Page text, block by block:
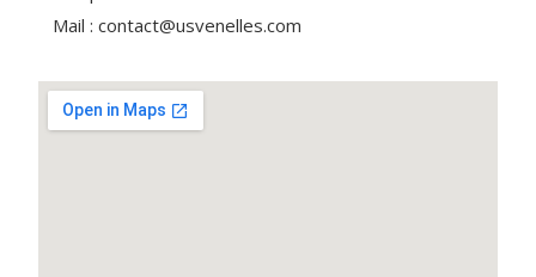
Mail : contact@usvenelles.com